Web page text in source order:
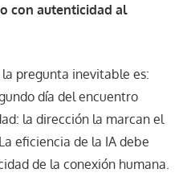
con autenticidad al
pregunta inevitable es:
día del encuentro
la dirección la marcan el
eficiencia de la IA debe
de la conexión humana.